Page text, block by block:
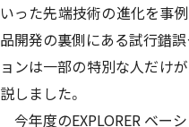
いった先端技術の進化を事
品開発の裏側にある試行錯
ョンは一部の特別な人だけ
説しました。
今年度のEXPLORER ベー